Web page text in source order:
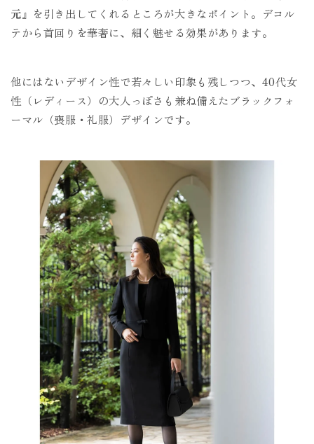
元』 を引き出してくれるところが大きなポイント。デコル
テから首回りを華奢に、細く魅せる効果があります。
他にはないデザイン性で若々しい印象も残しつつ、40代女
性（レディース）の大人っぽさも兼ね備えたブラックフォ
ーマル（喪服・礼服）デザインです。